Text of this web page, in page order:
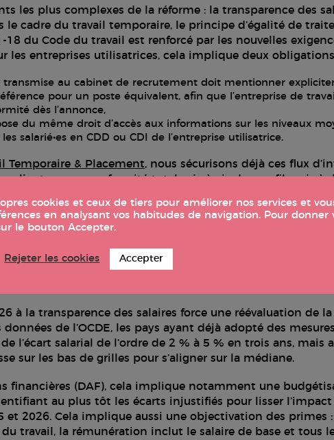
les plus complexes de la réforme : la transparence des
le cadre du travail temporaire, le principe d’égalité de
18 du Code du travail est renforcé par les nouvelles
les entreprises utilisatrices, cela implique deux
transmise au cabinet de recrutement doit mentionner
pour un poste équivalent, afin que l’entreprise de
dès l’annonce,
du même droit d’accès aux informations sur les niveaux
salarié•es en CDD ou CDI de l’entreprise utilisatrice.
Temporaire & Placement, nous sécurisons déjà ces flux
client•es une conformité totale vis-à-vis des profils mis à
de la transparence des
sur les structures de coûts
à la transparence des salaires force une réévaluation de la
données de l’OCDE, les pays ayant déjà adopté des
l’écart salarial de l’ordre de 2 % à 5 % en trois ans, mais
sur les bas de grilles pour s’aligner sur la médiane.
financières (DAF), cela implique notamment une
au plus tôt les écarts injustifiés pour lisser
et 2026. Cela implique aussi une objectivation des primes
du travail, la rémunération inclut le salaire de base et tous
cookies et ceux de tiers pour améliorer nos services et
en analysant vos habitudes de navigation. Pour
le bouton Accepter.
Rejeter les cookies Accepter